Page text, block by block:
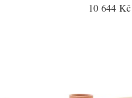
10 644 Kč